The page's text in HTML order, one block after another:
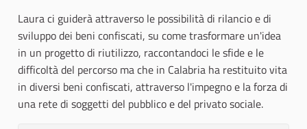
Laura ci guiderà attraverso le possibilità di rilancio e di
sviluppo dei beni confiscati, su come trasformare un'idea
in un progetto di riutilizzo, raccontandoci le sfide e le
difficoltà del percorso ma che in Calabria ha restituito vita
in diversi beni confiscati, attraverso l'impegno e la forza di
una rete di soggetti del pubblico e del privato sociale.